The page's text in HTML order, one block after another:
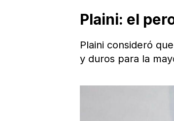
Plaini: el
Plaini consideró
y duros para la